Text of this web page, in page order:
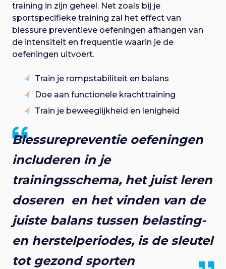
training in zijn geheel. Net zoals bij je
sportspecifieke training zal het effect van
blessure preventieve oefeningen afhangen van
de intensiteit en frequentie waarin je de
oefeningen uitvoert.
Train je rompstabiliteit en balans
Doe aan functionele krachttraining
Train je beweeglijkheid en lenigheid
Blessurepreventie oefeningen
includeren in je
trainingsschema, het juist leren
doseren en het vinden van de
juiste balans tussen belasting-
en herstelperiodes, is de sleutel
tot gezond sporten